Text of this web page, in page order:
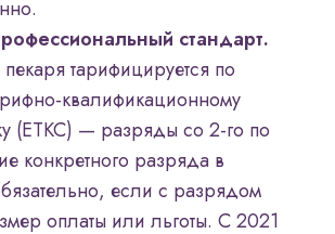
стандарт.
тарифицируется по
квалификационному
(ЕТКС) — разряды со 2-го по
конкретного разряда в
если с разрядом
оплаты или льготы. С 2021